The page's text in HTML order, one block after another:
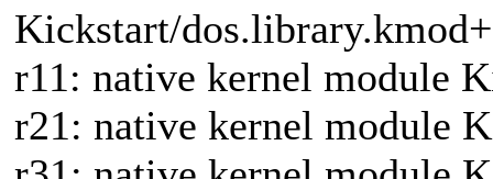
Kickstart/
r11: native kernel module
r21: native kernel module